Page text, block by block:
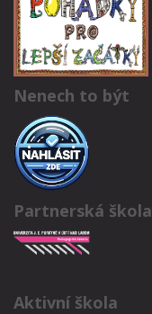
Nenech to být
Partnerská škola
Aktivní škola